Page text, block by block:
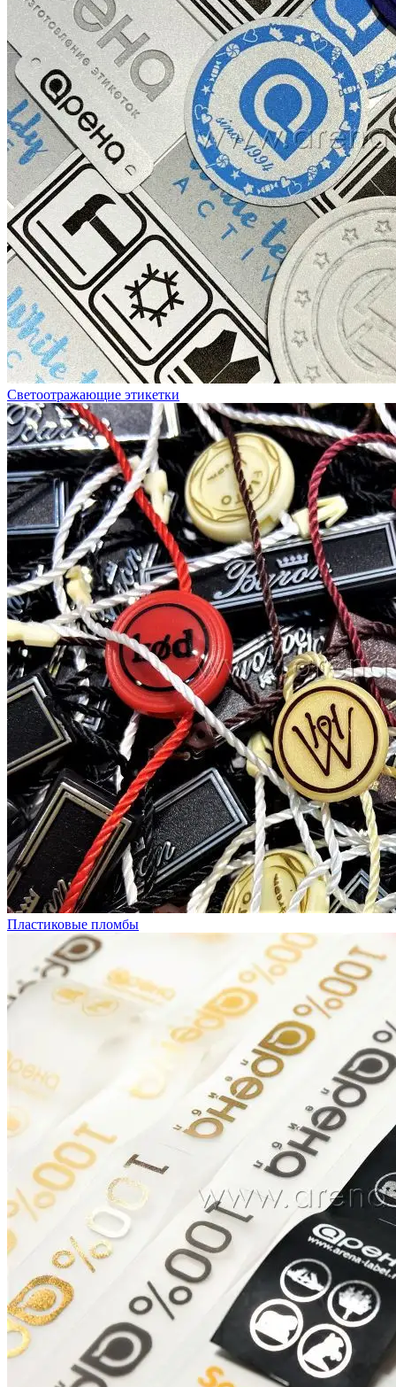
Светоотражающие этикетки
Пластиковые пломбы